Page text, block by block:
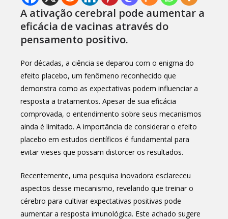
A ativação cerebral pode aumentar a
eficácia de vacinas através do
pensamento positivo.
Por décadas, a ciência se deparou com o enigma do
efeito placebo, um fenômeno reconhecido que
demonstra como as expectativas podem influenciar a
resposta a tratamentos. Apesar de sua eficácia
comprovada, o entendimento sobre seus mecanismos
ainda é limitado. A importância de considerar o efeito
placebo em estudos científicos é fundamental para
evitar vieses que possam distorcer os resultados.
Recentemente, uma pesquisa inovadora esclareceu
aspectos desse mecanismo, revelando que treinar o
cérebro para cultivar expectativas positivas pode
aumentar a resposta imunológica. Este achado sugere